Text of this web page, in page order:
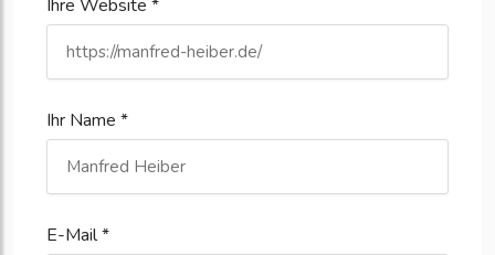
Ihre Website *
Ihr Name *
E-Mail *